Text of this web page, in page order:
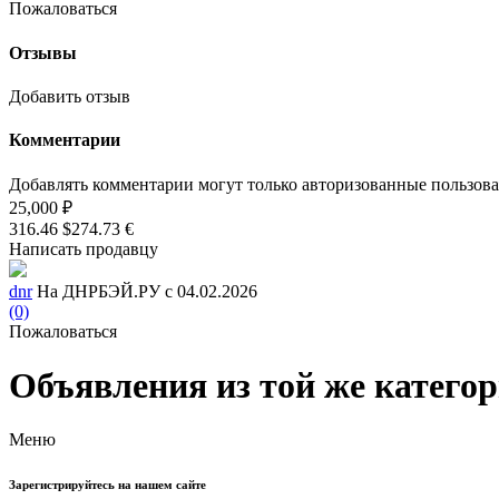
Пожаловаться
Отзывы
Добавить отзыв
Комментарии
Добавлять комментарии могут только авторизованные
25,000 ₽
316.46 $274.73 €
Написать продавцу
dnr На ДНРБЭЙ.РУ с 04.02.2026
(0)
Пожаловаться
Объявления из той же
Меню
Зарегистрируйтесь на нашем сайте